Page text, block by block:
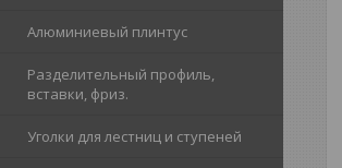
Алюминиевый плинтус
Разделительный профиль,
вставки, фриз.
Уголки для лестниц и ступеней